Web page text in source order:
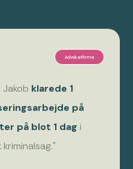
Advokatfirma
klarede 1
på
på blot 1 dag i